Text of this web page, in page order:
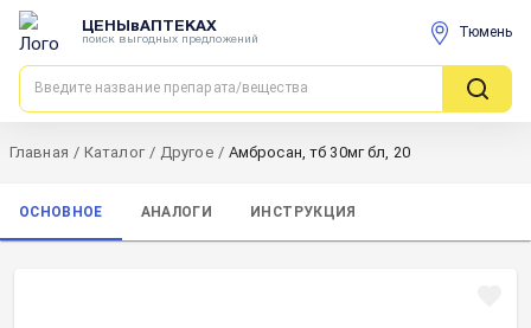
ЦЕНЫвАПТЕКАХ
поиск выгодных предложений Тюмень
Главная / Каталог / Другое / Амбросан, тб 30мг бл, 20
ОСНОВНОЕ АНАЛОГИ ИНСТРУКЦИЯ